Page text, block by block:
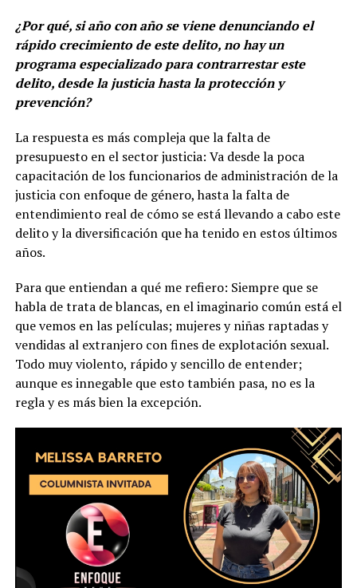
¿Por qué, si año con año se viene denunciando el
rápido crecimiento de este delito, no hay un
programa especializado para contrarrestar este
delito, desde la justicia hasta la protección y
prevención?
La respuesta es más compleja que la falta de
presupuesto en el sector justicia: Va desde la poca
capacitación de los funcionarios de administración de la
justicia con enfoque de género, hasta la falta de
entendimiento real de cómo se está llevando a cabo este
delito y la diversificación que ha tenido en estos últimos
años.
Para que entiendan a qué me refiero: Siempre que se
habla de trata de blancas, en el imaginario común está el
que vemos en las películas; mujeres y niñas raptadas y
vendidas al extranjero con fines de explotación sexual.
Todo muy violento, rápido y sencillo de entender;
aunque es innegable que esto también pasa, no es la
regla y es más bien la excepción.